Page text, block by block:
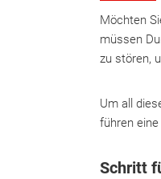
Möchten
müssen
zu stören,
Um all
führen
Schritt